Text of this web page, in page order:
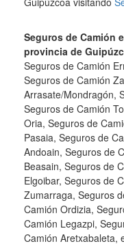
Seguros de Camión
provincia de
Seguros de Camión
Seguros de Camión
Arrasate/Mondragón,
Seguros de Camión
Oria, Seguros de
Pasaia, Seguros de
Andoain, Seguros de
Beasain, Seguros de
Elgoibar, Seguros de
Zumarraga, Seguros
Camión Ordizia,
Camión Legazpi,
Camión Aretxabaleta,